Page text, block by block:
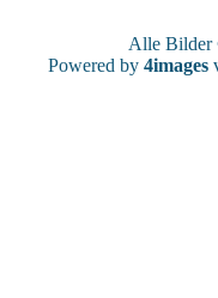
Alle
Powered by 4images